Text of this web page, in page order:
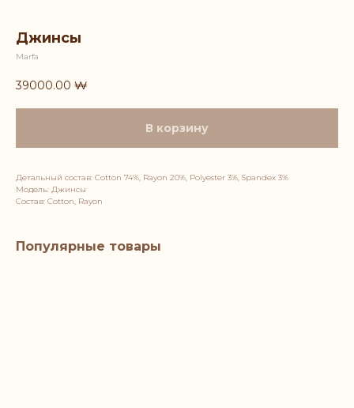
Джинсы
Marfa
39000.00 ₩
В корзину
Детальный состав: Cotton 74%, Rayon 20%, Polyester 3%, Spandex 3%
Модель: Джинсы
Состав: Cotton, Rayon
Популярные товары